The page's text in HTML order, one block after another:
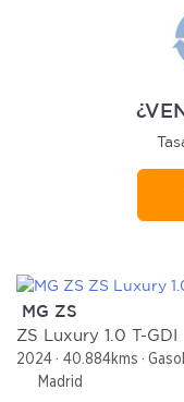
MG ZS
ZS Luxury 1.0 T-GDI
2024 40.884kms
Madrid